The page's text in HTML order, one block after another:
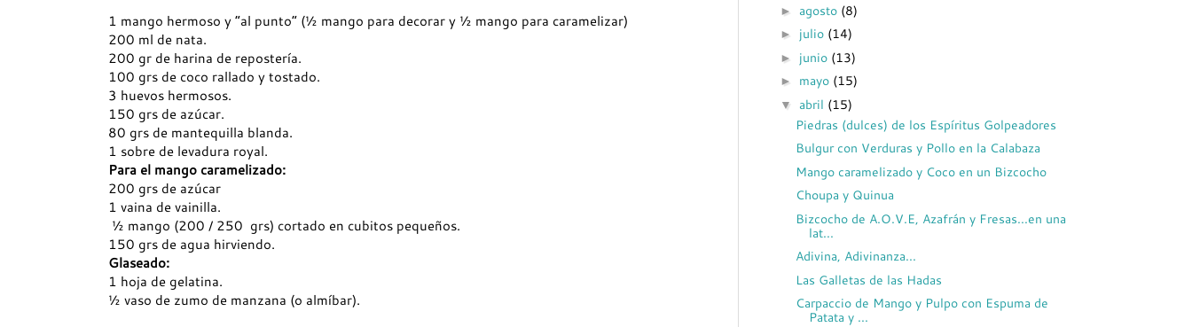
1 mango hermoso y “al punto” (½ mango para decorar y ½ mango para caramelizar)
200 ml de nata.
200 gr de harina de repostería.
100 grs de coco rallado y tostado.
3 huevos hermosos.
150 grs de azúcar.
80 grs de mantequilla blanda.
1 sobre de levadura royal.
Para el mango caramelizado:
200 grs de azúcar
1 vaina de vainilla.
½ mango (200 / 250 grs) cortado en cubitos pequeños.
150 grs de agua hirviendo.
Glaseado:
1 hoja de gelatina.
½ vaso de zumo de manzana (o almíbar).
► agosto (8)
► julio (14)
► junio (13)
► mayo (15)
▼ abril (15)
Piedras (dulces) de los Espíritus Golpeadores
Bulgur con Verduras y Pollo en la Calabaza
Mango caramelizado y Coco en un Bizcocho
Choupa y Quinua
Bizcocho de A.O.V.E, Azafrán y Fresas...en una
lat...
Adivina, Adivinanza...
Las Galletas de las Hadas
Carpaccio de Mango y Pulpo con Espuma de
Patata y ...